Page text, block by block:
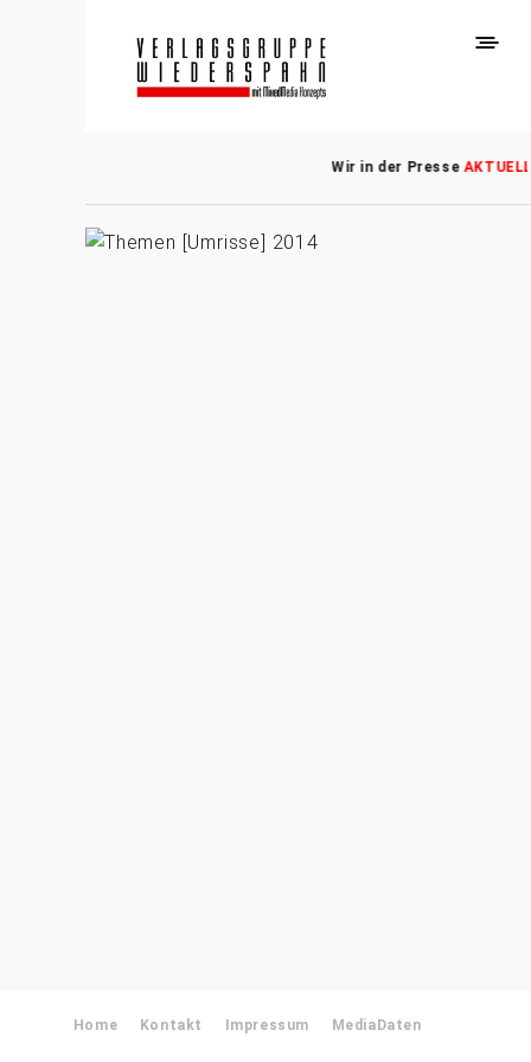
Wir in der Presse
Home Kontakt Impressum MediaDaten